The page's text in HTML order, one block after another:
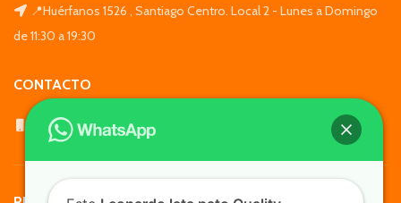
📍Huérfanos 1526 , Santiago Centro. Local 2 - Lunes a Domingo
de 11:30 a 19:30
CONTACTO
WhatsApp: +569 7564 4676